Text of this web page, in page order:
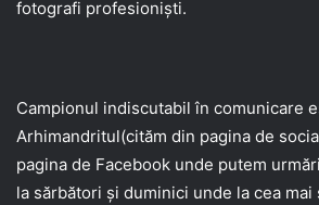
fotografi profesioniști.
Campionul indiscutabil în comunicare
Arhimandritul(cităm din pagina de
pagina de Facebook unde putem
la sărbători și duminici unde la cea